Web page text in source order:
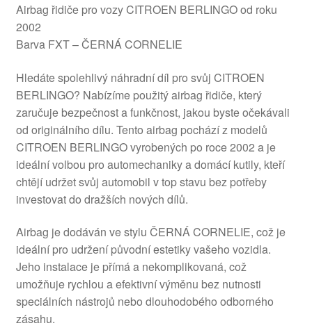
Airbag řidiče pro vozy CITROEN BERLINGO od roku
2002
Barva FXT – ČERNÁ CORNELIE
Hledáte spolehlivý náhradní díl pro svůj CITROEN
BERLINGO? Nabízíme použitý airbag řidiče, který
zaručuje bezpečnost a funkčnost, jakou byste očekávali
od originálního dílu. Tento airbag pochází z modelů
CITROEN BERLINGO vyrobených po roce 2002 a je
ideální volbou pro automechaniky a domácí kutily, kteří
chtějí udržet svůj automobil v top stavu bez potřeby
investovat do dražších nových dílů.
Airbag je dodáván ve stylu ČERNÁ CORNELIE, což je
ideální pro udržení původní estetiky vašeho vozidla.
Jeho instalace je přímá a nekomplikovaná, což
umožňuje rychlou a efektivní výměnu bez nutnosti
speciálních nástrojů nebo dlouhodobého odborného
zásahu.